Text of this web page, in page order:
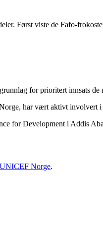
Først viste de Fafo-
for prioritert innsats de
har vært aktivt involvert
for Development i Addis
UNICEF Norge.